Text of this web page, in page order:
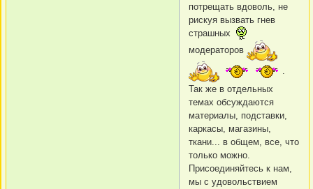
потрещать вдоволь, не
рискуя вызвать гнев
страшных
модераторов
.
Так же в отдельных
темах обсуждаются
материалы, подставки,
каркасы, магазины,
ткани... в общем, все, что
только можно.
Присоединяйтесь к нам,
мы с удовольствием